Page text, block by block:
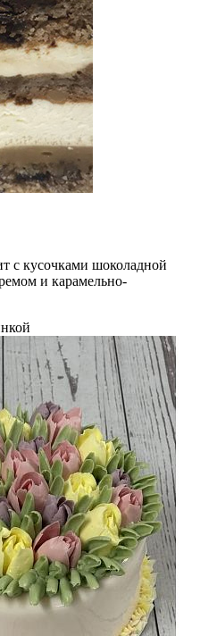
с кусочками шоколадной
и карамельно-